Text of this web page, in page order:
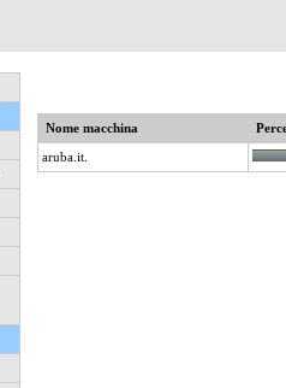
Nome macchina
aruba.it.